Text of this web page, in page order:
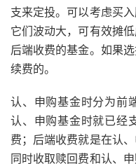
支来定投。可以考虑买
它们波动大，可有效摊
后端收费的基金。如果
续费的。
认、申购基金时分为前
认、申购基金时就已经
费；后端收费就是在认
同时收取赎回费和认、